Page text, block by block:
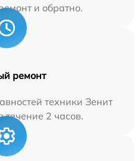
и обратно.
ремонт
техники Зенит
течение 2 часов.